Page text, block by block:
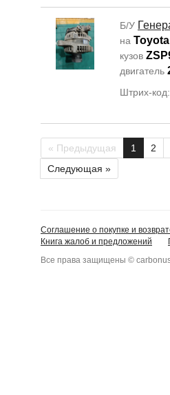
Б/У
на
кузов
двигатель
Штрих-
« Предыдущая 1
2
Следующая »
Соглашение о покупке и
Книга жалоб и предложений
Все права защищены ©